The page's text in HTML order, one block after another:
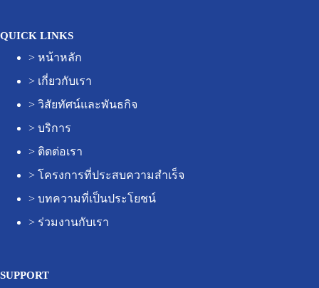
QUICK LINKS
> หน้าหลัก
> เกี่ยวกับเรา
> วิสัยทัศน์และพันธกิจ
> บริการ
> ติดต่อเรา
> โครงการที่ประสบความสำเร็จ
> บทความที่เป็นประโยชน์
> ร่วมงานกับเรา
SUPPORT